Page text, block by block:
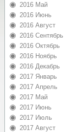
2016 Май
2016 Июнь
2016 Август
2016 Сентябрь
2016 Октябрь
2016 Ноябрь
2016 Декабрь
2017 Январь
2017 Апрель
2017 Май
2017 Июнь
2017 Июль
2017 Август